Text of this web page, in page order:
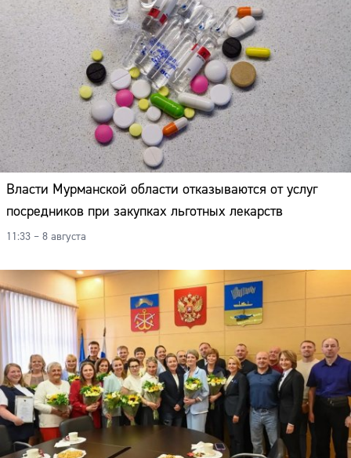
Власти Мурманской области отказываются от услуг
посредников при закупках льготных лекарств
11:33 – 8 августа